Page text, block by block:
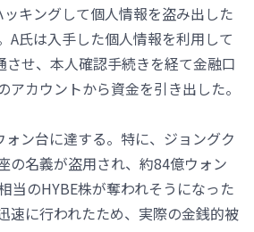
キングして個人情報を盗み出した
A氏は入手した個人情報を利用して
せ、本人確認手続きを経て金融口
アカウントから資金を引き出した。
ン台に達する。特に、ジョングク
の名義が盗用され、約84億ウォン
当のHYBE株が奪われそうになった
速に行われたため、実際の金銭的被